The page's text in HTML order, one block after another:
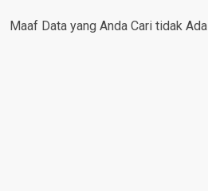
Maaf Data yang Anda Cari tidak Ada